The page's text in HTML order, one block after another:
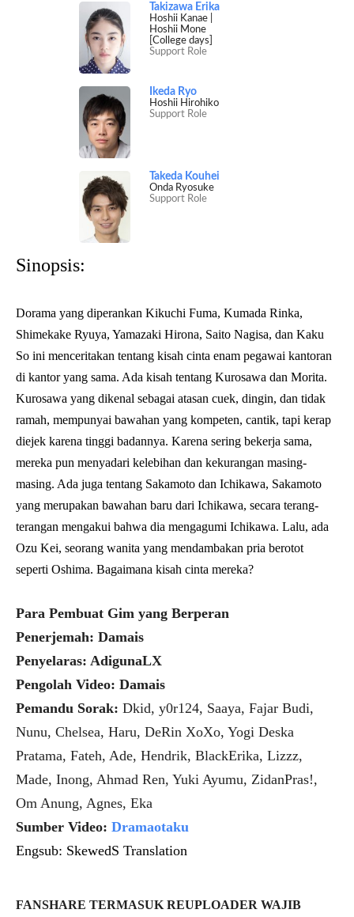
Takizawa Erika
Hoshii Kanae |
Hoshii Mone
[College days]
Support Role
Ikeda Ryo
Hoshii Hirohiko
Support Role
Takeda Kouhei
Onda Ryosuke
Support Role
Sinopsis:
Dorama yang diperankan Kikuchi Fuma, Kumada Rinka,
Shimekake Ryuya, Yamazaki Hirona, Saito Nagisa, dan Kaku
So ini menceritakan tentang kisah cinta enam pegawai kantoran
di kantor yang sama. Ada kisah tentang Kurosawa dan Morita.
Kurosawa yang dikenal sebagai atasan cuek, dingin, dan tidak
ramah, mempunyai bawahan yang kompeten, cantik, tapi kerap
diejek karena tinggi badannya. Karena sering bekerja sama,
mereka pun menyadari kelebihan dan kekurangan masing-
masing. Ada juga tentang Sakamoto dan Ichikawa, Sakamoto
yang merupakan bawahan baru dari Ichikawa, secara terang-
terangan mengakui bahwa dia mengagumi Ichikawa. Lalu, ada
Ozu Kei, seorang wanita yang mendambakan pria berotot
seperti Oshima. Bagaimana kisah cinta mereka?
Para Pembuat Gim yang Berperan
Penerjemah: Damais
Penyelaras: AdigunaLX
Pengolah Video: Damais
Pemandu Sorak: Dkid, y0r124, Saaya, Fajar Budi,
Nunu, Chelsea, Haru, DeRin XoXo, Yogi Deska
Pratama, Fateh, Ade, Hendrik, BlackErika, Lizzz,
Made, Inong, Ahmad Ren, Yuki Ayumu, ZidanPras!,
Om Anung, Agnes, Eka
Sumber Video: Dramaotaku
Engsub: SkewedS Translation
FANSHARE TERMASUK REUPLOADER WAJIB